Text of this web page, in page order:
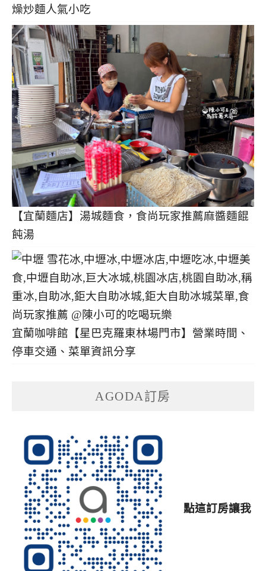
燥炒麵人氣小吃
【宜蘭麵店】湯城麵食，食尚玩家推薦麻醬麵餛
飩湯
宜蘭咖啡館【星巴克羅東林場門市】營業時間、
停車交通、菜單資訊分享
AGODA訂房
點這訂房讓我